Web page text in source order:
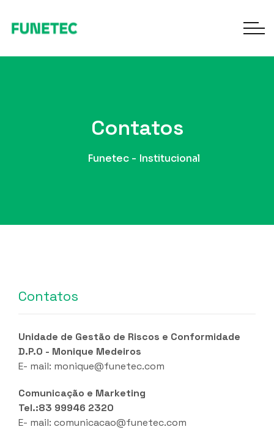
Contatos
Funetec - Institucional
Contatos
Unidade de Gestão de Riscos e Conformidade
D.P.O - Monique Medeiros
E- mail: monique@funetec.com
Comunicação e Marketing
Tel.:83 99946 2320
E- mail: comunicacao@funetec.com